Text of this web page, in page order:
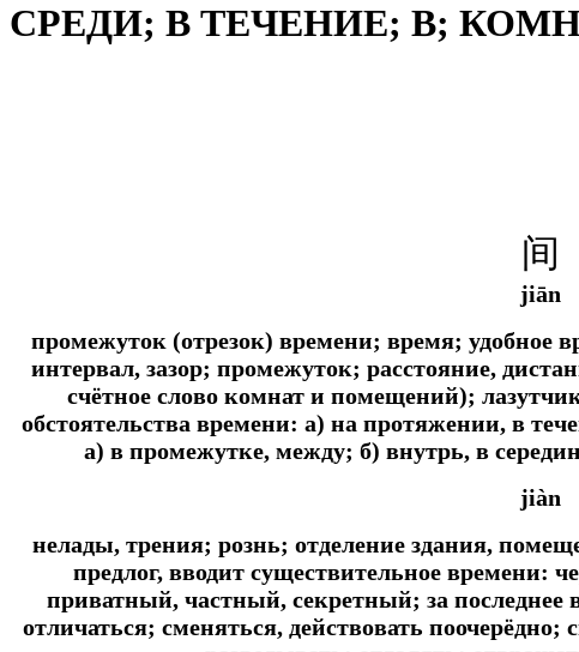
СРЕДИ; В ТЕЧЕНИЕ; В;
间
jiān
промежуток (отрезок) времени; время; удобное
интервал, зазор; промежуток; расстояние,
счётное слово комнат и помещений);
обстоятельства времени: а) на протяжении, в
а) в промежутке, между; б) внутрь, в
jiàn
нелады, трения; рознь; отделение здания,
предлог, вводит существительное времени:
приватный, частный, секретный; за последнее
отличаться; сменяться, действовать